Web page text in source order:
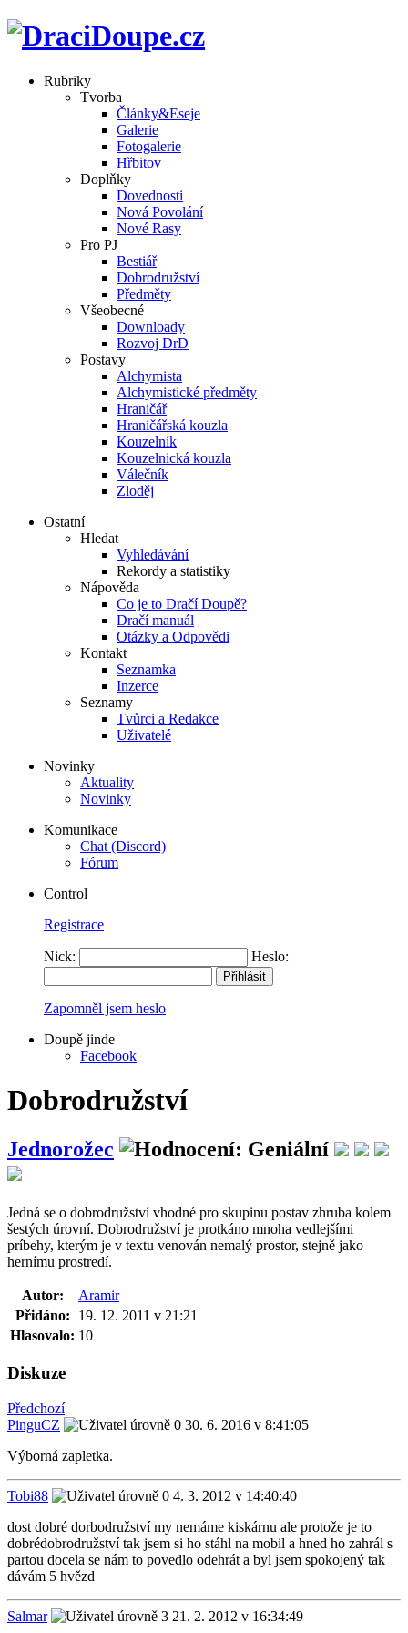
Rubriky
Tvorba
Články&Eseje
Galerie
Fotogalerie
Hřbitov
Doplňky
Dovednosti
Nová Povolání
Nové Rasy
Pro PJ
Bestiář
Dobrodružství
Předměty
Všeobecné
Downloady
Rozvoj DrD
Postavy
Alchymista
Alchymistické předměty
Hraničář
Hraničářská kouzla
Kouzelník
Kouzelnická kouzla
Válečník
Zloděj
Ostatní
Hledat
Vyhledávání
Rekordy a statistiky
Nápověda
Co je to Dračí Doupě?
Dračí manuál
Otázky a Odpovědi
Kontakt
Seznamka
Inzerce
Seznamy
Tvůrci a Redakce
Uživatelé
Novinky
Aktuality
Novinky
Komunikace
Chat (Discord)
Fórum
Control
Registrace
Nick: Heslo:
Zapomněl jsem heslo
Doupě jinde
Facebook
Dobrodružství
Jednorožec
Jedná se o dobrodružství vhodné pro skupinu postav zhruba kolem
šestých úrovní. Dobrodružství je protkáno mnoha vedlejšími
príbehy, kterým je v textu venován nemalý prostor, stejně jako
hernímu prostredí.
Autor:
Aramir
Přidáno:
19. 12. 2011 v 21:21
Hlasovalo: 10
Diskuze
Předchozí
PinguCZ
30. 6. 2016 v 8:41:05
Výborná zapletka.
Tobi88
4. 3. 2012 v 14:40:40
dost dobré dorbodružství my nemáme kiskárnu ale protože je to
dobrédobrodružství tak jsem si ho stáhl na mobil a hned ho zahrál s
partou docela se nám to povedlo odehrát a byl jsem spokojený tak
dávám 5 hvězd
Salmar 21. 2. 2012 v 16:34:49